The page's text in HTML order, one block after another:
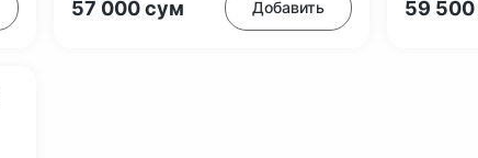
57 000сум Добавить 59 500